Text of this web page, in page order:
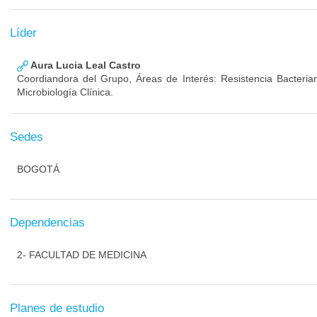
Líder
Aura Lucia Leal Castro
Coordiandora del Grupo, Áreas de Interés: Resistencia
Microbiología Clínica.
Sedes
BOGOTÁ
Dependencias
2- FACULTAD DE MEDICINA
Planes de estudio